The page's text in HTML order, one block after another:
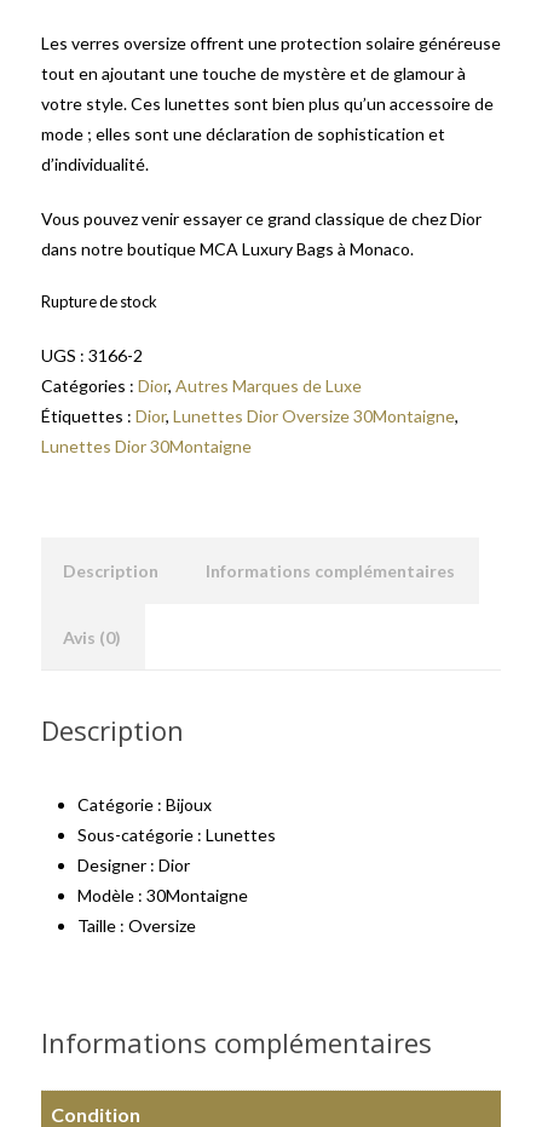
Les verres oversize offrent une protection solaire généreuse
tout en ajoutant une touche de mystère et de glamour à
votre style. Ces lunettes sont bien plus qu’un accessoire de
mode ; elles sont une déclaration de sophistication et
d’individualité.
Vous pouvez venir essayer ce grand classique de chez Dior
dans notre boutique MCA Luxury Bags à Monaco.
Rupture de stock
UGS : 3166-2
Catégories : Dior, Autres Marques de Luxe
Étiquettes : Dior, Lunettes Dior Oversize 30Montaigne,
Lunettes Dior 30Montaigne
Description Informations complémentaires
Avis (0)
Description
Catégorie : Bijoux
Sous-catégorie : Lunettes
Designer : Dior
Modèle : 30Montaigne
Taille : Oversize
Informations complémentaires
Condition